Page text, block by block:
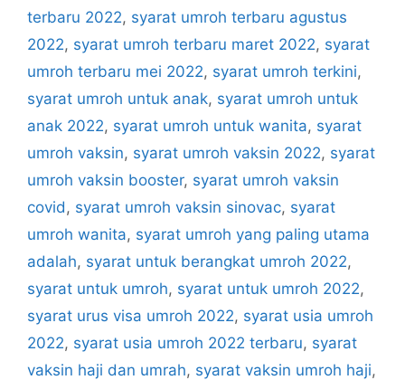
terbaru 2022, syarat umroh terbaru agustus
2022, syarat umroh terbaru maret 2022, syarat
umroh terbaru mei 2022, syarat umroh terkini,
syarat umroh untuk anak, syarat umroh untuk
anak 2022, syarat umroh untuk wanita, syarat
umroh vaksin, syarat umroh vaksin 2022, syarat
umroh vaksin booster, syarat umroh vaksin
covid , syarat umroh vaksin sinovac, syarat
umroh wanita, syarat umroh yang paling utama
adalah, syarat untuk berangkat umroh 2022,
syarat untuk umroh, syarat untuk umroh 2022,
syarat urus visa umroh 2022, syarat usia umroh
2022, syarat usia umroh 2022 terbaru, syarat
vaksin haji dan umrah, syarat vaksin umroh haji,